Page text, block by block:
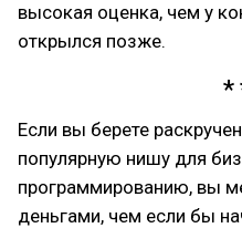
высокая оценка, чем у
открылся позже.
Если вы берете
популярную нишу для
программированию, вы
деньгами, чем если бы